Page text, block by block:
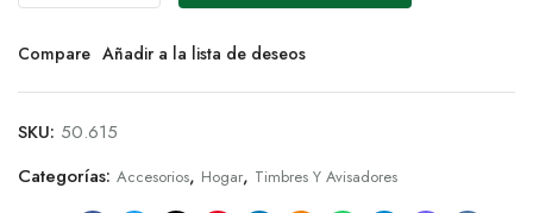
Compare Añadir a la lista de deseos
SKU: 50.615
Categorías: Accesorios, Hogar, Timbres Y Avisadores